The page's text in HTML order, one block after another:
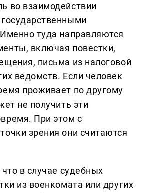
во взаимодействии
туда направляются
включая повестки,
письма из налоговой
ведомств. Если человек
проживает по другому
не получить эти
При этом с
зрения они считаются
в случае судебных
из военкомата или других